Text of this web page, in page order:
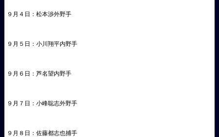
９月４日：松本渉外野手
９月５日：小川翔平内野手
９月６日：芦名望内野手
９月７日：小峰聡志外野手
９月８日：佐藤都志也捕手